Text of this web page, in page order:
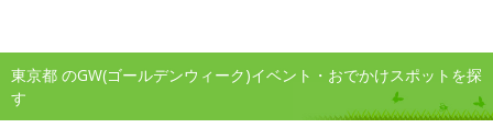
東京都 のGW(ゴールデンウィーク)イベント・おでかけスポットを探
す